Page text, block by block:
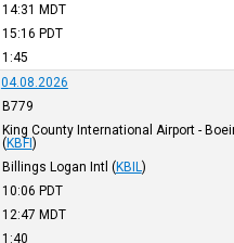
14:31 MDT
15:16 PDT
1:45
04.08.2026
B779
King County International Airport -
(KBFI)
Billings Logan Intl (KBIL )
10:06 PDT
12:47 MDT
1:40